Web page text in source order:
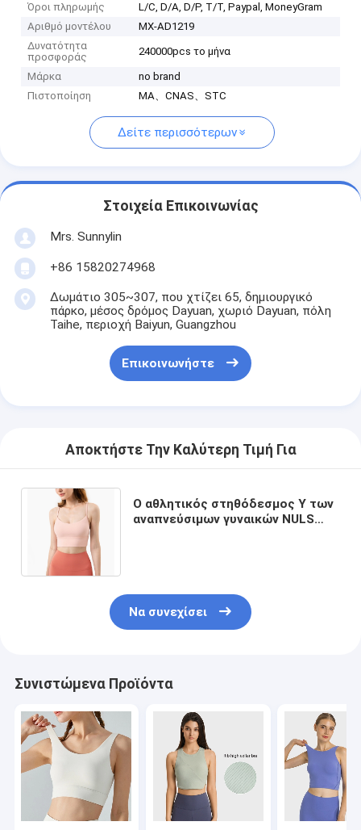
Όροι πληρωμής
L/C, D/A, D/P, T/T, Paypal, MoneyGram
Αριθμό μοντέλου
MX-AD1219
Δυνατότητα
προσφοράς
240000pcs το μήνα
Μάρκα
no brand
Πιστοποίηση
MA、CNAS、STC
Δείτε περισσότερων
Στοιχεία Επικοινωνίας
Mrs. Sunnylin
+86 15820274968
Δωμάτιο 305~307, που χτίζει 65, δημιουργικό
πάρκο, μέσος δρόμος Dayuan, χωριό Dayuan, πόλη
Taihe, περιοχή Baiyun, Guangzhou
Επικοινωνήστε
Αποκτήστε Την Καλύτερη Τιμή Για
Ο αθλητικός στηθόδεσμος Υ των
αναπνεύσιμων γυναικών NULS
Να συνεχίσει
Συνιστώμενα Προϊόντα